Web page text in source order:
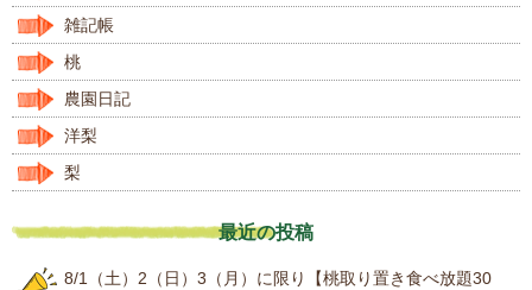
雑記帳
桃
農園日記
洋梨
梨
最近の投稿
8/1（土）2（日）3（月）に限り【桃取り置き食べ放題30